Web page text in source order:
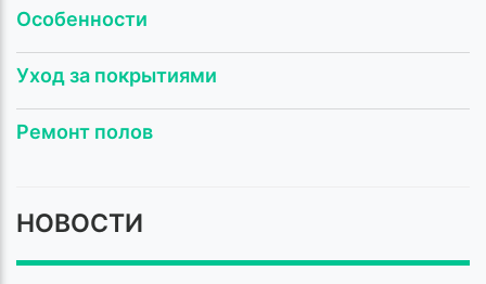
Особенности
Уход за покрытиями
Ремонт полов
НОВОСТИ